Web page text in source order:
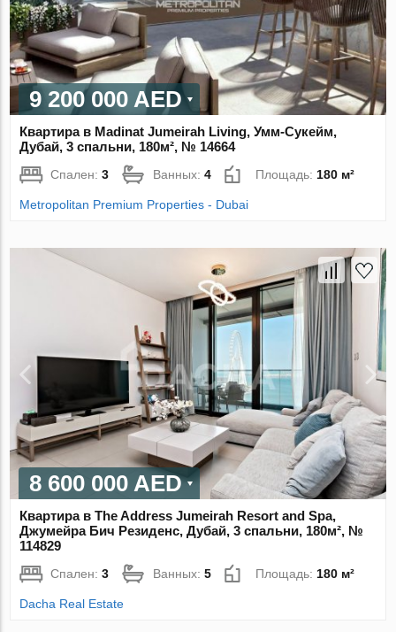
9 200 000 AED
Квартира в Madinat Jumeirah Living, Умм-Сукейм,
Дубай, 3 спальни, 180м², № 14664
Спален:3 Ванных:4 Площадь: 180 м²
Metropolitan Premium Properties - Dubai
8 600 000 AED
Квартира в The Address Jumeirah Resort and Spa,
Джумейра Бич Резиденс, Дубай, 3 спальни, 180м², №
114829
Спален:3 Ванных:5 Площадь: 180 м²
Dacha Real Estate